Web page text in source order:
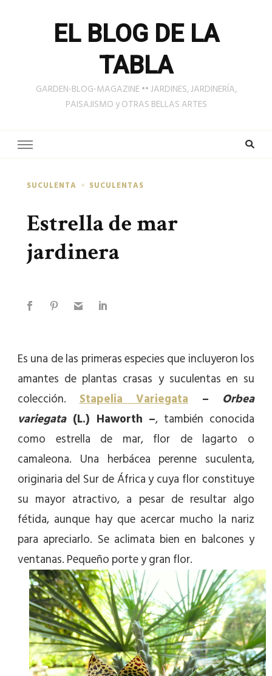
EL BLOG DE LA
TABLA
GARDEN-BLOG-MAGAZINE •• JARDINES, JARDINERÍA,
PAISAJISMO y OTRAS BELLAS ARTES
SUCULENTA SUCULENTAS
Estrella de mar
jardinera
Es una de las primeras especies que incluyeron los
amantes de plantas crasas y suculentas en su
colección.Stapelia Variegata – Orbea
variegata(L.) Haworth –, también conocida
como estrella de mar, flor de lagarto o
camaleona. Una herbácea perenne suculenta,
originaria del Sur de África y cuya flor constituye
su mayor atractivo, a pesar de resultar algo
fétida, aunque hay que acercar mucho la nariz
para apreciarlo. Se aclimata bien en balcones y
ventanas. Pequeño porte y gran flor.